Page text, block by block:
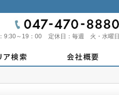
9:30～19：00 定休日： 毎週 火・水曜日